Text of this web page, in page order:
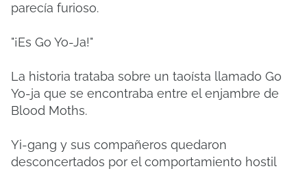
parecía furioso.
"¡Es Go Yo-Ja!"
La historia trataba sobre un taoísta llamado Go
Yo-ja que se encontraba entre el enjambre de
Blood Moths.
Yi-gang y sus compañeros quedaron
desconcertados por el comportamiento hostil